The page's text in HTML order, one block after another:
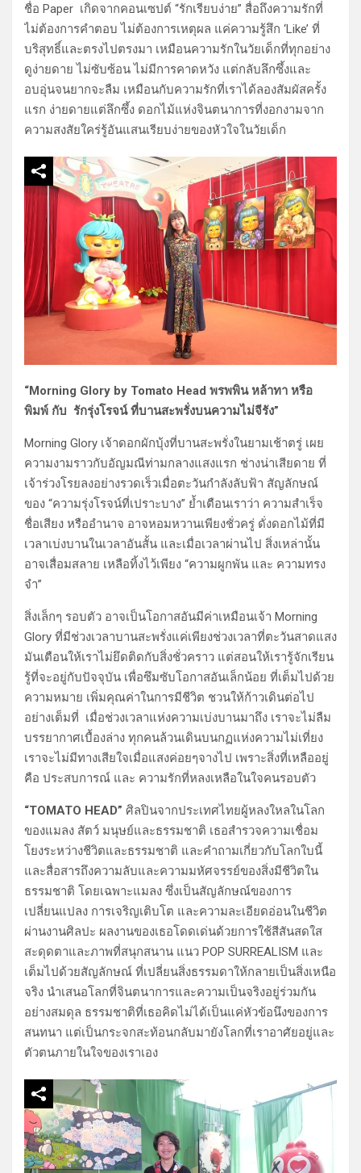
ชื่อ Paper เกิดจากคอนเซปต์ “รักเรียบง่าย” สื่อถึงความรักที่
ไม่ต้องการคำตอบ ไม่ต้องการเหตุผล แค่ความรู้สึก ‘Like’ ที่
บริสุทธิ์และตรงไปตรงมา เหมือนความรักในวัยเด็กที่ทุกอย่าง
ดูง่ายดาย ไม่ซับซ้อน ไม่มีการคาดหวัง แต่กลับลึกซึ้งและ
อบอุ่นจนยากจะลืม เหมือนกับความรักที่เราได้ลองสัมผัสครั้ง
แรก ง่ายดายแต่ลึกซึ้ง ดอกไม้แห่งจินตนาการที่งอกงามจาก
ความสงสัยใคร่รู้อันแสนเรียบง่ายของหัวใจในวัยเด็ก
“Morning Glory by Tomato Head พรพพิน หล้าทา หรือ
พิมพ์ กับ รักรุ่งโรจน์ ที่บานสะพรั่งบนความไม่จีรัง”
Morning Glory เจ้าดอกผักบุ้งที่บานสะพรั่งในยามเช้าตรู่ เผย
ความงามราวกับอัญมณีท่ามกลางแสงแรก ช่างน่าเสียดาย ที่
เจ้าร่วงโรยลงอย่างรวดเร็วเมื่อตะวันกำลังลับฟ้า สัญลักษณ์
ของ “ความรุ่งโรจน์ที่เปราะบาง” ย้ำเตือนเราว่า ความสำเร็จ
ชื่อเสียง หรืออำนาจ อาจหอมหวานเพียงชั่วครู่ ดั่งดอกไม้ที่มี
เวลาเบ่งบานในเวลาอันสั้น และเมื่อเวลาผ่านไป สิ่งเหล่านั้น
อาจเสื่อมสลาย เหลือทิ้งไว้เพียง “ความผูกพัน และ ความทรง
จำ”
สิ่งเล็กๆ รอบตัว อาจเป็นโอกาสอันมีค่าเหมือนเจ้า Morning
Glory ที่มีช่วงเวลาบานสะพรั่งแค่เพียงช่วงเวลาที่ตะวันสาดแสง
มันเตือนให้เราไม่ยึดติดกับสิ่งชั่วคราว แต่สอนให้เรารู้จักเรียน
รู้ที่จะอยู่กับปัจจุบัน เพื่อซึมซับโอกาสอันเล็กน้อย ที่เต็มไปด้วย
ความหมาย เพิ่มคุณค่าในการมีชีวิต ชวนให้ก้าวเดินต่อไป
อย่างเต็มที่ เมื่อช่วงเวลาแห่งความเบ่งบานมาถึง เราจะไม่ลืม
บรรยากาศเบื้องล่าง ทุกคนล้วนเดินบนกฏแห่งความไม่เที่ยง
เราจะไม่มีทางเสียใจเมื่อแสงค่อยๆจางไป เพราะสิ่งที่เหลืออยู่
คือ ประสบการณ์ และ ความรักที่หลงเหลือในใจคนรอบตัว
“TOMATO HEAD” ศิลปินจากประเทศไทยผู้หลงใหลในโลก
ของแมลง สัตว์ มนุษย์และธรรมชาติ เธอสำรวจความเชื่อม
โยงระหว่างชีวิตและธรรมชาติ และคำถามเกี่ยวกับโลกใบนี้
และสื่อสารถึงความลับและความมหัศจรรย์ของสิ่งมีชีวิตใน
ธรรมชาติ โดยเฉพาะแมลง ซึ่งเป็นสัญลักษณ์ของการ
เปลี่ยนแปลง การเจริญเติบโต และความละเอียดอ่อนในชีวิต
ผ่านงานศิลปะ ผลงานของเธอโดดเด่นด้วยการใช้สีสันสดใส
สะดุดตาและภาพที่สนุกสนาน แนว POP SURREALISM และ
เต็มไปด้วยสัญลักษณ์ ที่เปลี่ยนสิ่งธรรมดาให้กลายเป็นสิ่งเหนือ
จริง นำเสนอโลกที่จินตนาการและความเป็นจริงอยู่ร่วมกัน
อย่างสมดุล ธรรมชาติที่เธอคิดไม่ได้เป็นแค่หัวข้อนึงของการ
สนทนา แต่เป็นกระจกสะท้อนกลับมายังโลกที่เราอาศัยอยู่และ
ตัวตนภายในใจของเราเอง